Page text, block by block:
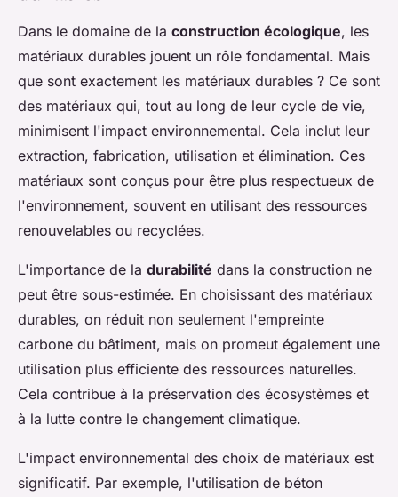
Dans le domaine de la construction écologique, les
matériaux durables jouent un rôle fondamental. Mais
que sont exactement les matériaux durables ? Ce sont
des matériaux qui, tout au long de leur cycle de vie,
minimisent l'impact environnemental. Cela inclut leur
extraction, fabrication, utilisation et élimination. Ces
matériaux sont conçus pour être plus respectueux de
l'environnement, souvent en utilisant des ressources
renouvelables ou recyclées.
L'importance de la durabilité dans la construction ne
peut être sous-estimée. En choisissant des matériaux
durables, on réduit non seulement l'empreinte
carbone du bâtiment, mais on promeut également une
utilisation plus efficiente des ressources naturelles.
Cela contribue à la préservation des écosystèmes et
à la lutte contre le changement climatique.
L'impact environnemental des choix de matériaux est
significatif. Par exemple, l'utilisation de béton